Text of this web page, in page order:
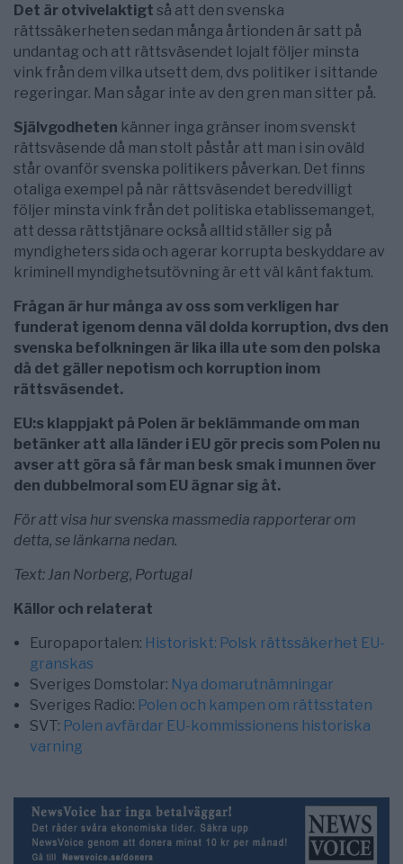
Det är otvivelaktigt så att den svenska
rättssäkerheten sedan många årtionden är satt på
undantag och att rättsväsendet lojalt följer minsta
vink från dem vilka utsett dem, dvs politiker i sittande
regeringar. Man sågar inte av den gren man sitter på.
Självgodheten känner inga gränser inom svenskt
rättsväsende då man stolt påstår att man i sin oväld
står ovanför svenska politikers påverkan. Det finns
otaliga exempel på när rättsväsendet beredvilligt
följer minsta vink från det politiska etablissemanget,
att dessa rättstjänare också alltid ställer sig på
myndigheters sida och agerar korrupta beskyddare av
kriminell myndighetsutövning är ett väl känt faktum.
Frågan är hur många av oss som verkligen har
funderat igenom denna väl dolda korruption, dvs den
svenska befolkningen är lika illa ute som den polska
då det gäller nepotism och korruption inom
rättsväsendet.
EU:s klappjakt på Polen är beklämmande om man
betänker att alla länder i EU gör precis som Polen nu
avser att göra så får man besk smak i munnen över
den dubbelmoral som EU ägnar sig åt.
För att visa hur svenska massmedia rapporterar om
detta, se länkarna nedan.
Text: Jan Norberg, Portugal
Källor och relaterat
Europaportalen: Historiskt: Polsk rättssäkerhet EU-
granskas
Sveriges Domstolar: Nya domarutnämningar
Sveriges Radio: Polen och kampen om rättsstaten
SVT: Polen avfärdar EU-kommissionens historiska
varning